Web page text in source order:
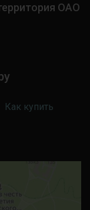
ОАО
Как купить